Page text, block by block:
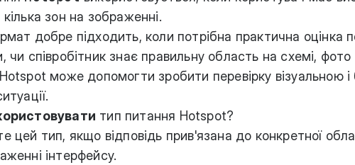
зон на зображенні.
добре підходить, коли потрібна практична оцінка
чи співробітник знає правильну область на схемі, фото
може допомогти зробити перевірку візуальною
тип питання Hotspot?
цей тип, якщо відповідь прив'язана до конкретної
інтерфейсу.